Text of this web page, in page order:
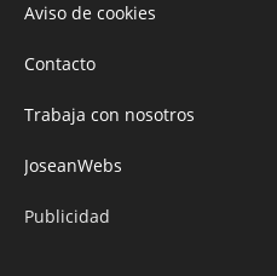
Aviso de cookies
Contacto
Trabaja con nosotros
JoseanWebs
Publicidad